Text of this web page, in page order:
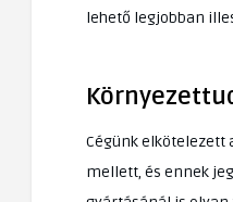
lehető legjobban
Cégünk
mellett, és ennek